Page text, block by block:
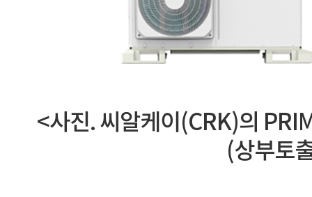
<사진. 씨알케이(CRK)의
(상부토